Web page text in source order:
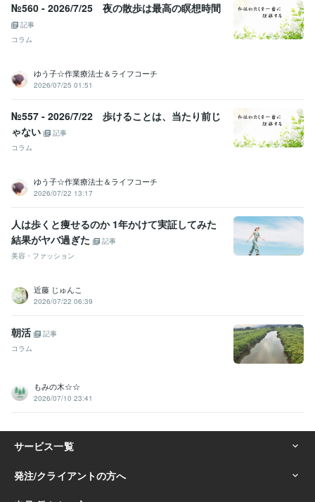
№560 - 2026/7/25 夜の散歩は最高の瞑想時間
記事
コラム
ゆう子☆作業療法士＆ライフコーチ
2026/07/25 01:51
№557 - 2026/7/22 歩けることは、当たり前じ
ゃない
記事
コラム
ゆう子☆作業療法士＆ライフコーチ
2026/07/22 13:17
人は歩くと痩せるのか 1年かけて実証してみた
結果がヤバ過ぎた
記事
美容・ファッション
近藤 じゅんこ
2026/07/22 06:39
朝活
記事
コラム
もみの木☆☆
2026/07/10 23:41